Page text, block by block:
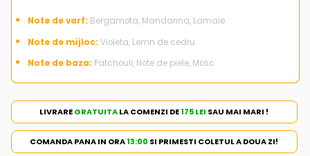
Note de varf: Bergamota, Mandarina, Lamaie
Note de mijloc: Violeta, Lemn de cedru
Note de baza: Patchouli, Note de piele, Mosc
LIVRAREGRATUITALA COMENZI DE175 LEI SAU MAI MARI !
COMANDA PANA IN ORA13:00 SI PRIMESTI COLETUL A DOUA ZI!